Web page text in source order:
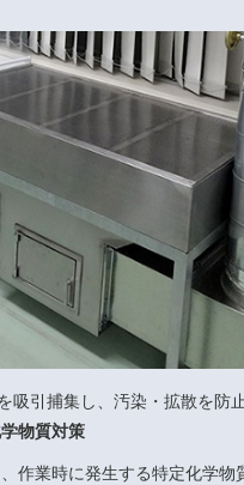
吸引捕集し、汚染・拡散を防止
物質対策
作業時に発生する特定化学物